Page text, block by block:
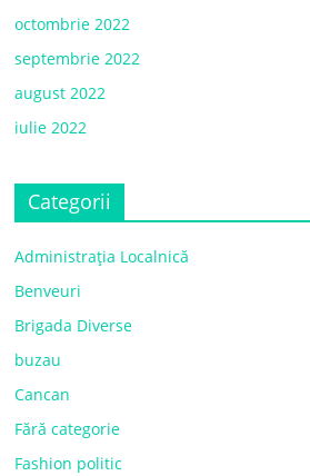
octombrie 2022
septembrie 2022
august 2022
iulie 2022
Categorii
Administrația Localnică
Benveuri
Brigada Diverse
buzau
Cancan
Fără categorie
Fashion politic